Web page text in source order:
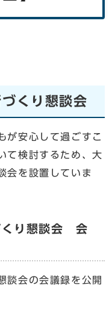
くり懇談会
が安心して過ごすこ
て検討するため、大
会を設置していま
くり懇談会 会
談会の会議録を公開